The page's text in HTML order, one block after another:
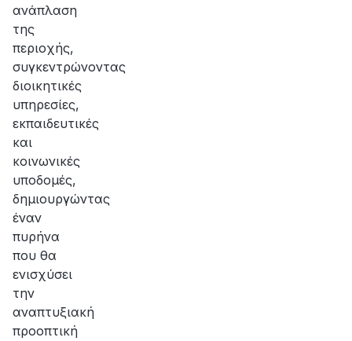
ανάπλαση
της
περιοχής,
συγκεντρώνοντας
διοικητικές
υπηρεσίες,
εκπαιδευτικές
και
κοινωνικές
υποδομές,
δημιουργώντας
έναν
πυρήνα
που θα
ενισχύσει
την
αναπτυξιακή
προοπτική